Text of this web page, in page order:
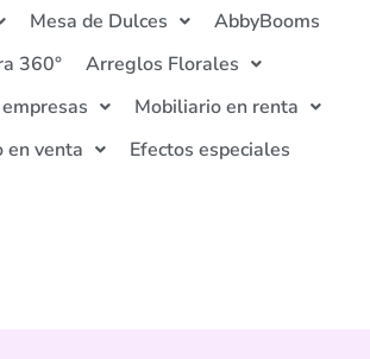
Mesa de Dulces
AbbyBooms
360°
Arreglos Florales
Mobiliario en renta
en venta
Efectos especiales